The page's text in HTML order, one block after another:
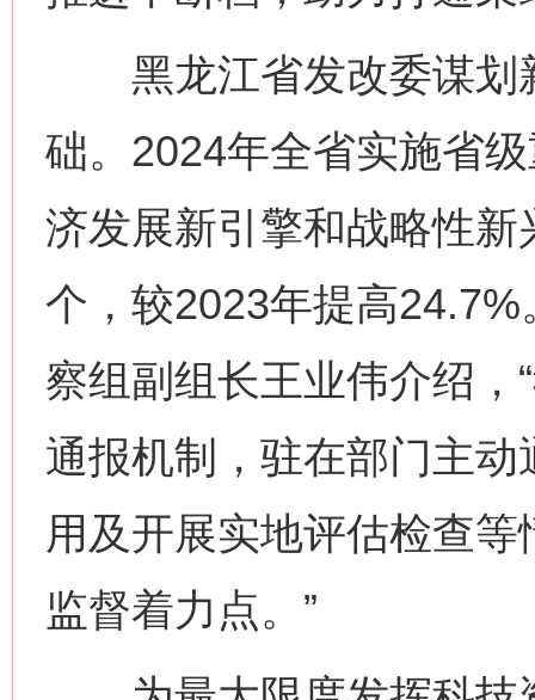
黑龙江省发改委谋划
础。2024年全省实施省
济发展新引擎和战略性
个，较2023年提高
察组副组长王业伟介绍，
通报机制，驻在部门主
用及开展实地评估检查
监督着力点。”